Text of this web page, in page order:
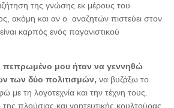
της γνώσης εκ μέρους του
ακόμη και αν ο αναζητών πιστεύει στον
καρπός ενός παγανιστικού
πεπρωμένο μου ήταν να γεννηθώ
των δύο πολιτισμών, να βυζάξω το
με τη λογοτεχνία και την τέχνη τους.
πλούσιας και γοητευτικής κουλτούρας